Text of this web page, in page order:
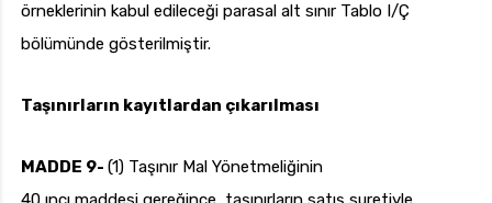
örneklerinin kabul edileceği parasal alt sınır Tablo I/Ç
bölümünde gösterilmiştir.
Taşınırların kayıtlardan çıkarılması
MADDE 9- (1) Taşınır Mal Yönetmeliğinin